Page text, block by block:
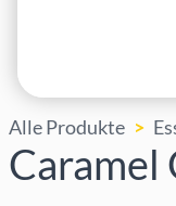
Alle Produkte
Caramel